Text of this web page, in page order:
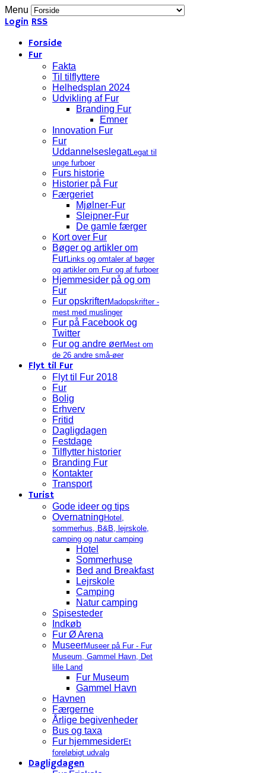
Menu
Login RSS
Forside
Fur
Fakta
Til tilflyttere
Helhedsplan 2024
Udvikling af Fur
Branding Fur
Emner
Innovation Fur
Fur
UddannelseslegatLegat til
unge furboer
Furs historie
Historier på Fur
Færgeriet
Mjølner-Fur
Sleipner-Fur
De gamle færger
Kort over Fur
Bøger og artikler om
FurLinks og omtaler af bøger
og artikler om Fur og af furboer
Hjemmesider på og om
Fur
Fur opskrifterMadopskrifter -
mest med muslinger
Fur på Facebook og
Twitter
Fur og andre øerMest om
de 26 andre små-øer
Flyt til Fur
Flyt til Fur 2018
Fur
Bolig
Erhverv
Fritid
Dagligdagen
Festdage
Tilflytter historier
Branding Fur
Kontakter
Transport
Turist
Gode ideer og tips
Overnatning Hotel,
sommerhus, B&B, lejrskole,
camping og natur camping
Hotel
Sommerhuse
Bed and Breakfast
Lejrskole
Camping
Natur camping
Spisesteder
Indkøb
Fur Ø Arena
MuseerMuseer på Fur - Fur
Museum, Gammel Havn, Det
lille Land
Fur Museum
Gammel Havn
Havnen
Færgerne
Årlige begivenheder
Bus og taxa
Fur hjemmesiderEt
foreløbigt udvalg
Dagligdagen